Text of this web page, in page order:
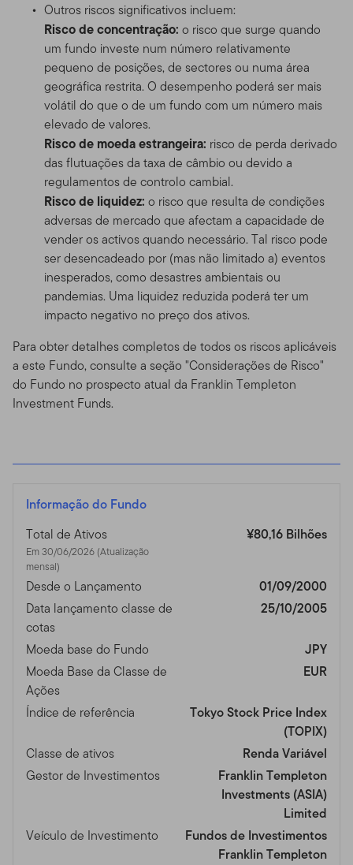
Outros riscos significativos incluem:
Risco de concentração: o risco que surge quando
um fundo investe num número relativamente
pequeno de posições, de sectores ou numa área
geográfica restrita. O desempenho poderá ser mais
volátil do que o de um fundo com um número mais
elevado de valores.
Risco de moeda estrangeira: risco de perda derivado
das flutuações da taxa de câmbio ou devido a
regulamentos de controlo cambial.
Risco de liquidez: o risco que resulta de condições
adversas de mercado que afectam a capacidade de
vender os activos quando necessário. Tal risco pode
ser desencadeado por (mas não limitado a) eventos
inesperados, como desastres ambientais ou
pandemias. Uma liquidez reduzida poderá ter um
impacto negativo no preço dos ativos.
Para obter detalhes completos de todos os riscos aplicáveis
a este Fundo, consulte a seção "Considerações de Risco"
do Fundo no prospecto atual da Franklin Templeton
Investment Funds.
Informação do Fundo
Total de Ativos
Em 30/06/2026 (Atualização
mensal)
¥80,16 Bilhões
Desde o Lançamento
01/09/2000
Data lançamento classe de
cotas
25/10/2005
Moeda base do Fundo
JPY
Moeda Base da Classe de
Ações
EUR
Índice de referência
Tokyo Stock Price Index
(TOPIX)
Classe de ativos
Renda Variável
Gestor de Investimentos
Franklin Templeton
Investments (ASIA)
Limited
Veículo de Investimento
Fundos de Investimentos
Franklin Templeton